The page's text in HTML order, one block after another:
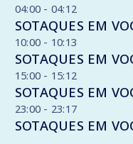
04:00 - 04:12
SOTAQUES EM
10:00 - 10:13
SOTAQUES EM
15:00 - 15:12
SOTAQUES EM
23:00 - 23:17
SOTAQUES EM